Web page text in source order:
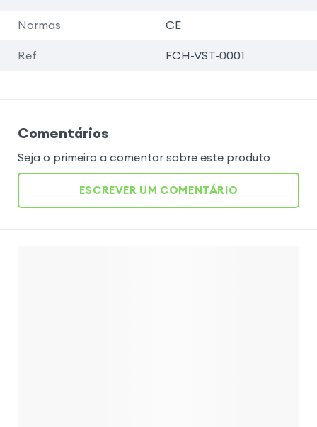
Normas CE
Ref FCH-VST-0001
Comentários
Seja o primeiro a comentar sobre este produto
ESCREVER UM COMENTÁRIO